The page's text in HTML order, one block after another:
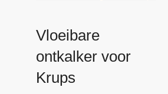
Vloeibare
ontkalker voor
Krups